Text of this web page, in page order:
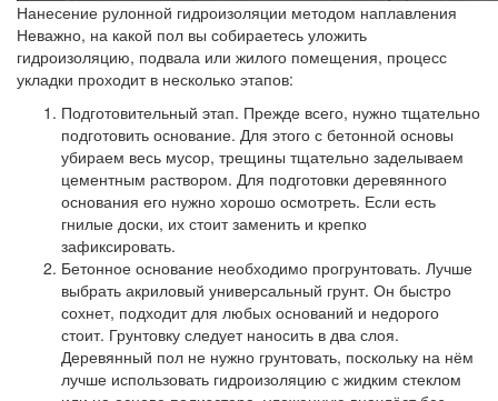
Нанесение рулонной гидроизоляции методом наплавления
Неважно, на какой пол вы собираетесь уложить
гидроизоляцию, подвала или жилого помещения, процесс
укладки проходит в несколько этапов:
Подготовительный этап. Прежде всего, нужно тщательно
подготовить основание. Для этого с бетонной основы
убираем весь мусор, трещины тщательно заделываем
цементным раствором. Для подготовки деревянного
основания его нужно хорошо осмотреть. Если есть
гнилые доски, их стоит заменить и крепко
зафиксировать.
Бетонное основание необходимо прогрунтовать. Лучше
выбрать акриловый универсальный грунт. Он быстро
сохнет, подходит для любых оснований и недорого
стоит. Грунтовку следует наносить в два слоя.
Деревянный пол не нужно грунтовать, поскольку на нём
лучше использовать гидроизоляцию с жидким стеклом